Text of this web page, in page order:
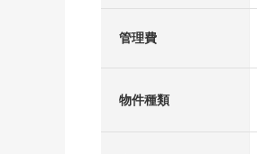
管理費
物件種類